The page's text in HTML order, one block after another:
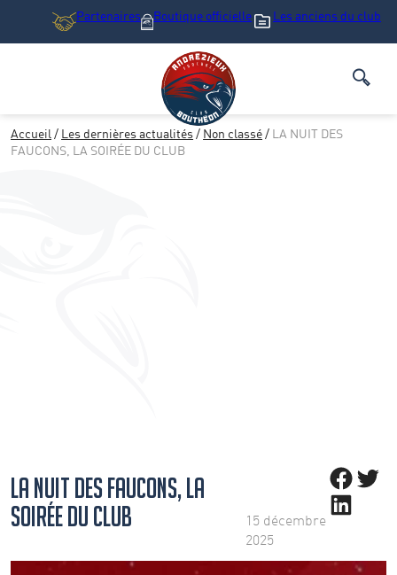
Partenaires Boutique officielle Les anciens du club
Accueil / Les dernières actualités/ Non classé/ LA NUIT DES
FAUCONS, LA SOIRÉE DU CLUB
LA NUIT DES FAUCONS, LA
SOIRÉE DU CLUB
15 décembre
2025
Share onShare on
Share on